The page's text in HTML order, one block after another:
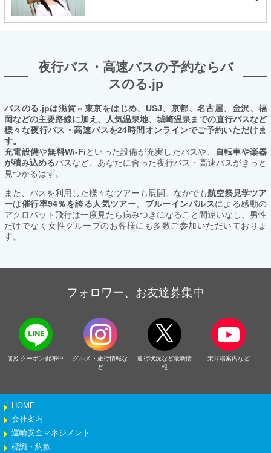
夜行バス・高速バスの予約ならバ
スのる.jp
バスのる.jpは滋賀⇔東京をはじめ、USJ、京都、名古屋、金沢、福
岡などの主要路線に加え、人気温泉地、城崎温泉までの直行バスなど
様々な夜行バス・高速バスを24時間オンラインでご予約いただけま
す。
充電設備や無料Wi-Fiといった設備が充実したバスや、
自転車や楽器
が積み込めるバスなど、あなたに合った夜行バス・高速バスがきっと
見つかるはず。
また、バスを利用した様々なツアーも展開。なかでも航空祭見学ツア
ーは催行率94％を誇る人気ツアー。ブルーインパルスによる感動の
アクロバット飛行は一度見たら病みつきになること間違いなし。男性
だけでなく女性グループのお客様にも多数ご参加いただいておりま
す。
フォロワー、お友達募集中
割引クーポン配布中
グルメ・旅行情報な
ど
運行状況など最新情
報
乗り場案内など
HOME
会社案内
運輸安全マネジメント
標識・約款